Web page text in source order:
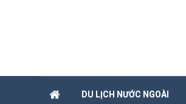
DU LỊCH NƯỚC NGOÀI